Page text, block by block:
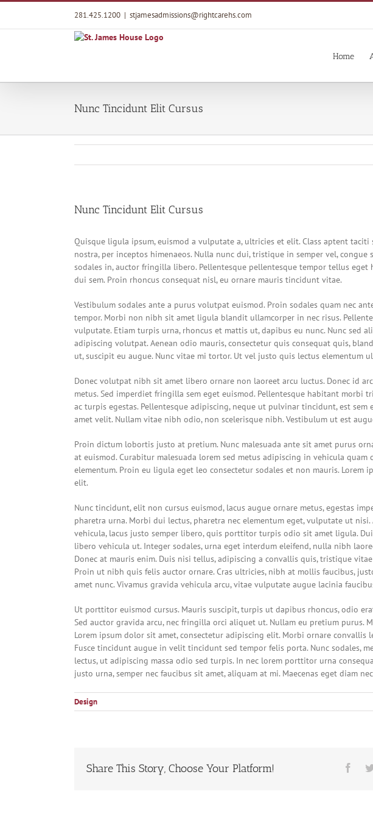
Skip
content
281.425.1200 | stjamesadmissions@rightcarehs.com
Home
Nunc Tincidunt Elit Cursus
Nunc Tincidunt Elit Cursus
Quisque ligula ipsum, euismod a vulputate a, ultricies et elit. Class aptent
nostra, per inceptos himenaeos. Nulla nunc dui, tristique in semper vel,
sodales in, auctor fringilla libero. Pellentesque pellentesque tempor tellus
dui sem. Proin rhoncus consequat nisl, eu ornare mauris tincidunt vitae.
Vestibulum sodales ante a purus volutpat euismod. Proin sodales quam nec
tempor. Morbi non nibh sit amet ligula blandit ullamcorper in nec risus.
vulputate. Etiam turpis urna, rhoncus et mattis ut, dapibus eu nunc. Nunc sed
adipiscing volutpat. Aenean odio mauris, consectetur quis consequat quis,
ut, suscipit eu augue. Nunc vitae mi tortor. Ut vel justo quis lectus elementum
Donec volutpat nibh sit amet libero ornare non laoreet arcu luctus. Donec id
metus. Sed imperdiet fringilla sem eget euismod. Pellentesque habitant morbi
ac turpis egestas. Pellentesque adipiscing, neque ut pulvinar tincidunt, est
amet velit. Nullam vitae nibh odio, non scelerisque nibh. Vestibulum ut est
Proin dictum lobortis justo at pretium. Nunc malesuada ante sit amet purus
at euismod. Curabitur malesuada lorem sed metus adipiscing in vehicula
elementum. Proin eu ligula eget leo consectetur sodales et non mauris. Lorem
elit.
Nunc tincidunt, elit non cursus euismod, lacus augue ornare metus, egestas
pharetra urna. Morbi dui lectus, pharetra nec elementum eget, vulputate ut
vehicula, lacus justo semper libero, quis porttitor turpis odio sit amet ligula.
libero vehicula ut. Integer sodales, urna eget interdum eleifend, nulla nibh
Donec at mauris enim. Duis nisi tellus, adipiscing a convallis quis, tristique
Proin ut nibh quis felis auctor ornare. Cras ultricies, nibh at mollis faucibus,
amet nunc. Vivamus gravida vehicula arcu, vitae vulputate augue lacinia
Ut porttitor euismod cursus. Mauris suscipit, turpis ut dapibus rhoncus, odio
Sed auctor gravida arcu, nec fringilla orci aliquet ut. Nullam eu pretium purus.
Lorem ipsum dolor sit amet, consectetur adipiscing elit. Morbi ornare convallis
Fusce tincidunt augue in velit tincidunt sed tempor felis porta. Nunc sodales,
lectus, ut adipiscing massa odio sed turpis. In nec lorem porttitor urna
justo urna, semper nec faucibus sit amet, aliquam at mi. Maecenas eget diam
Design
Share This Story, Choose Your Platform!